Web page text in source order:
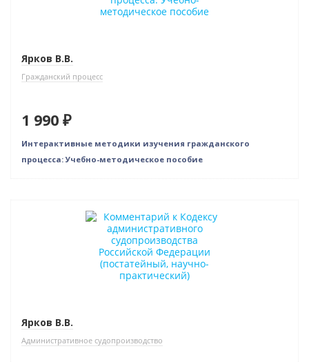
Ярков В.В.
Гражданский процесс
1 990 ₽
Интерактивные методики изучения гражданского
процесса: Учебно-методическое пособие
Ярков В.В.
Административное судопроизводство